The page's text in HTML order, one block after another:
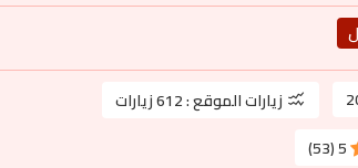
زيارات الموقع :612 زيارات
5
(
53
)